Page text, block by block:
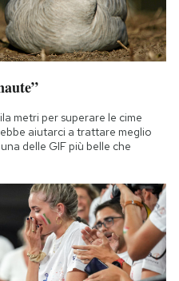
metri per superare le cime
aiutarci a trattare meglio
delle GIF più belle che